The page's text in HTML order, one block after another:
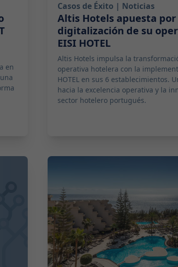
en
Casos de Éxito | Noticias
Altis Hotels apuesta por
digitalización de su
EISI HOTEL
Altis Hotels impulsa la
operativa hotelera con la
HOTEL en sus 6 establecimientos.
hacia la excelencia operativa y la
sector hotelero portugués.